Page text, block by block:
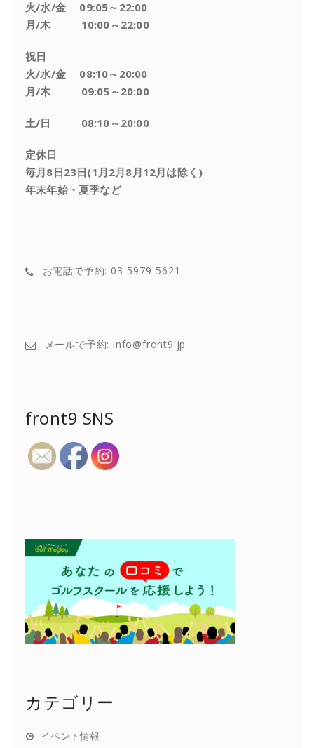
火/水/金 09:05～22:00
月/木 10:00～22:00
祝日
火/水/金 08:10～20:00
月/木 09:05～20:00
土/日 08:10～20:00
定休日
毎月8日23日(1月2月8月12月は除く)
年末年始・夏季など
お電話で予約: 03-5979-5621
メールで予約: info@front9.jp
front9 SNS
カテゴリー
イベント情報